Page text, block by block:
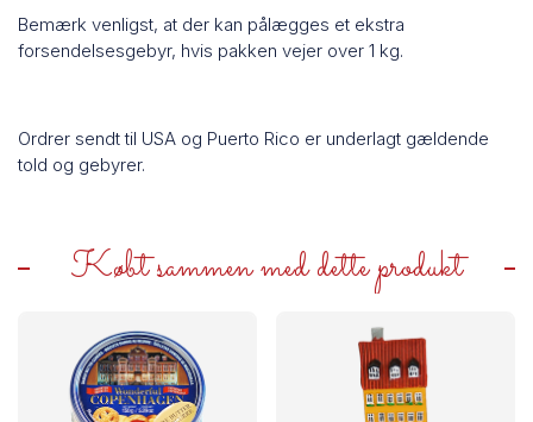
Bemærk venligst, at der kan pålægges et ekstra
forsendelsesgebyr, hvis pakken vejer over 1 kg.
Ordrer sendt til USA og Puerto Rico er underlagt gældende
told og gebyrer.
Købt sammen med dette produkt